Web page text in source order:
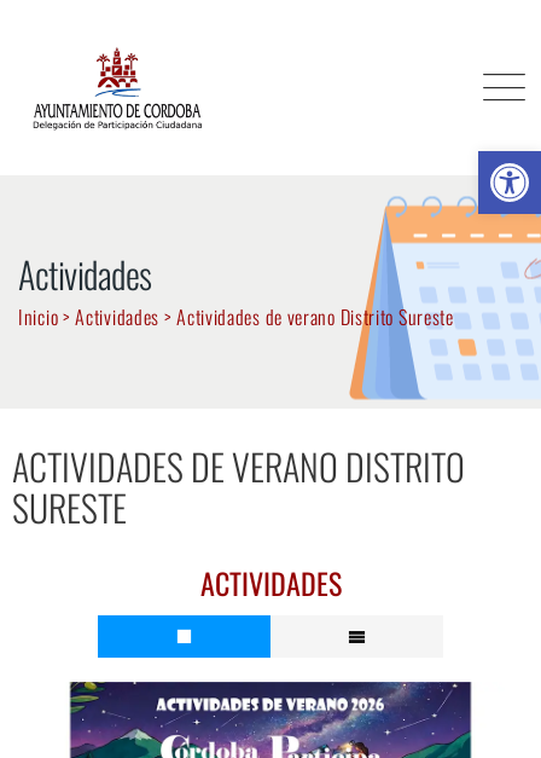
Actividades
Inicio>Actividades >Actividades de verano Distrito Sureste
ACTIVIDADES DE VERANO DISTRITO
SURESTE
ACTIVIDADES